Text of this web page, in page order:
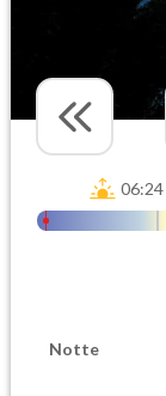
06:24
Notte